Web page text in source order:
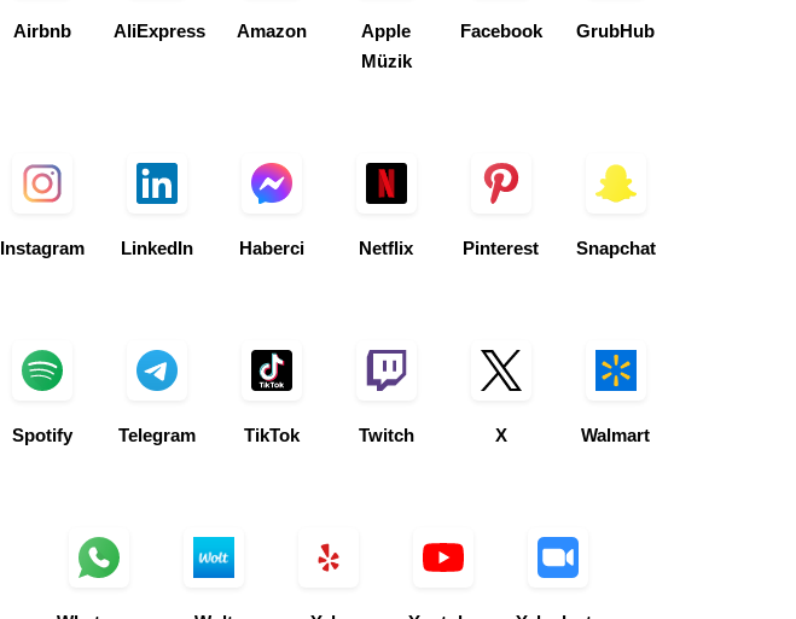
Airbnb AliExpress Amazon
Apple
Müzik
Facebook GrubHub
Instagram LinkedIn Haberci Netflix Pinterest Snapchat
Spotify Telegram TikTok Twitch X Walmart